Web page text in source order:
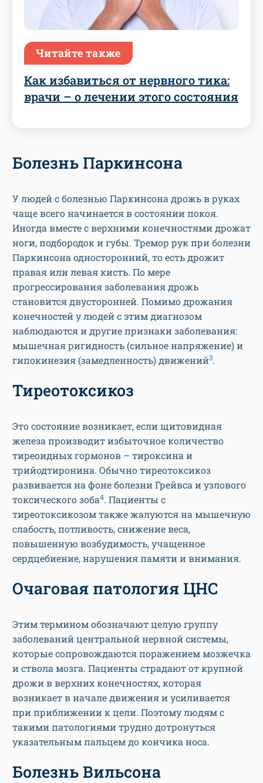
Читайте также
Как избавиться от нервного тика:
врачи – о лечении этого состояния
Болезнь Паркинсона
У людей с болезнью Паркинсона дрожь в руках
чаще всего начинается в состоянии покоя.
Иногда вместе с верхними конечностями дрожат
ноги, подбородок и губы. Тремор рук при болезни
Паркинсона односторонний, то есть дрожит
правая или левая кисть. По мере
прогрессирования заболевания дрожь
становится двусторонней. Помимо дрожания
конечностей у людей с этим диагнозом
наблюдаются и другие признаки заболевания:
мышечная ригидность (сильное напряжение) и
гипокинезия (замедленность) движений3.
Тиреотоксикоз
Это состояние возникает, если щитовидная
железа производит избыточное количество
тиреоидных гормонов – тироксина и
трийодтиронина. Обычно тиреотоксикоз
развивается на фоне болезни Грейвса и узлового
токсического зоба4. Пациенты с
тиреотоксикозом также жалуются на мышечную
слабость, потливость, снижение веса,
повышенную возбудимость, учащенное
сердцебиение, нарушения памяти и внимания.
Очаговая патология ЦНС
Этим термином обозначают целую группу
заболеваний центральной нервной системы,
которые сопровождаются поражением мозжечка
и ствола мозга. Пациенты страдают от крупной
дрожи в верхних конечностях, которая
возникает в начале движения и усиливается
при приближении к цели. Поэтому людям с
такими патологиями трудно дотронуться
указательным пальцем до кончика носа.
Болезнь Вильсона